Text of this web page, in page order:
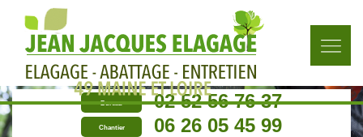
Bureau 02 52 56 76 37
Chantier 06 26 05 45 99